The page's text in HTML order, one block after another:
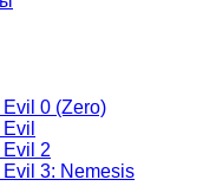
0 (Zero)
Evil 2
Evil 3: Nemesis